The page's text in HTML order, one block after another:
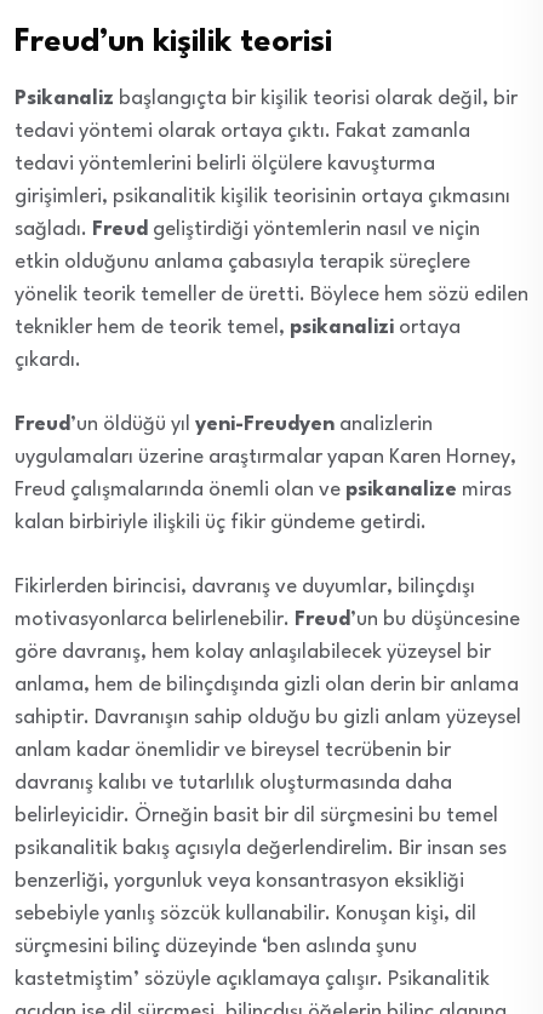
Freud’un kişilik teorisi
Psikanaliz başlangıçta bir kişilik teorisi olarak değil, bir
tedavi yöntemi olarak ortaya çıktı. Fakat zamanla
tedavi yöntemlerini belirli ölçülere kavuşturma
girişimleri, psikanalitik kişilik teorisinin ortaya çıkmasını
sağladı. Freud geliştirdiği yöntemlerin nasıl ve niçin
etkin olduğunu anlama çabasıyla terapik süreçlere
yönelik teorik temeller de üretti. Böylece hem sözü edilen
teknikler hem de teorik temel, psikanalizi ortaya
çıkardı.
Freud ’un öldüğü yıl yeni-Freudyen analizlerin
uygulamaları üzerine araştırmalar yapan Karen Horney,
Freud çalışmalarında önemli olan ve psikanalize miras
kalan birbiriyle ilişkili üç fikir gündeme getirdi.
Fikirlerden birincisi, davranış ve duyumlar, bilinçdışı
motivasyonlarca belirlenebilir. Freud ’un bu düşüncesine
göre davranış, hem kolay anlaşılabilecek yüzeysel bir
anlama, hem de bilinçdışında gizli olan derin bir anlama
sahiptir. Davranışın sahip olduğu bu gizli anlam yüzeysel
anlam kadar önemlidir ve bireysel tecrübenin bir
davranış kalıbı ve tutarlılık oluşturmasında daha
belirleyicidir. Örneğin basit bir dil sürçmesini bu temel
psikanalitik bakış açısıyla değerlendirelim. Bir insan ses
benzerliği, yorgunluk veya konsantrasyon eksikliği
sebebiyle yanlış sözcük kullanabilir. Konuşan kişi, dil
sürçmesini bilinç düzeyinde ‘ben aslında şunu
kastetmiştim’ sözüyle açıklamaya çalışır. Psikanalitik